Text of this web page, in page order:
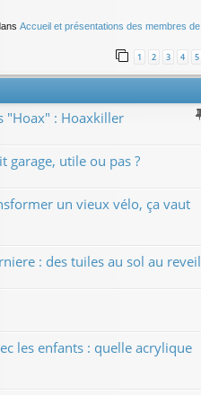
Accueil et présentations des membres de
1 2 3 4 5
"Hoax" : Hoaxkiller
garage, utile ou pas ?
un vieux vélo, ça vaut
: des tuiles au sol au reveil
les enfants : quelle acrylique